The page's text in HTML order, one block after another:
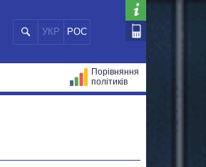
УКР РОС
Порівняння
політиків